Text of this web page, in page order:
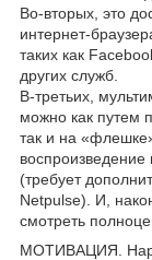
Во-вторых, это
интернет-
таких как
других служб.
В-третьих,
можно как путем
так и на
воспроизведение
(требует
Netpulse). И,
смотреть
МОТИВАЦИЯ.